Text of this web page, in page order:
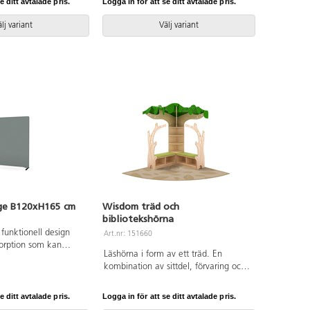
ditt avtalade pris.
variant
dörrar med spanjolettlås (inkl. 2
nycklar) och 170 graders
öppningsvinkel.
Logga in för att se ditt avtalade pris.
Välj variant
B120xH165 cm
design
som kan
och en 4 cm tjock
kärna.
ditt avtalade pris.
Wisdom träd och
bibliotekshörna
Art.nr: 151660
Läshörna i form av ett träd. En
kombination av sittdel, förvaring och
Dekorera och designa trädgrenar
Logga in för att se ditt avtalade pris.